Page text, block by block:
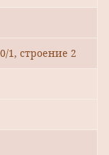
1, строение 2